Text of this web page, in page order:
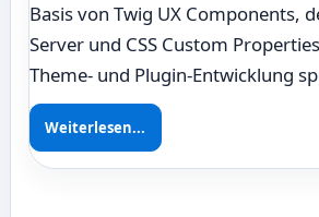
Basis von Twig UX Components,
Server und CSS Custom
Theme- und Plugin-Entwicklung
Weiterlesen...